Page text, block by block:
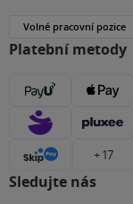
Volné pracovní pozice
Platební metody
+ 17
Sledujte nás